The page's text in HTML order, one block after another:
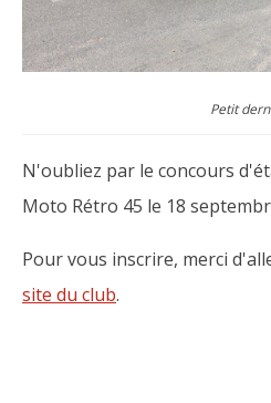
Petit
N'oubliez par le concours
Moto Rétro 45 le 18
Pour vous inscrire, merci
site du club.